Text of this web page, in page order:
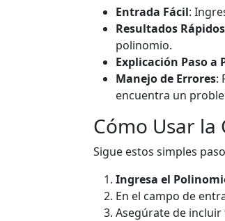
Entrada Fácil:
Resultados Rápidos
polinomio.
Explicación Paso a
Manejo de Errores:
encuentra un
Cómo Usar la
Sigue estos simples
Ingresa el
En el campo de
Asegúrate de incluir